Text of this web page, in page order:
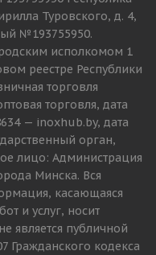
Туровского, д. 4,
№193755950.
исполкомом 1
реестре Республики
торговля
торговля, дата
— inoxhub.by, дата
орган,
лицо: Администрация
Минска. Вся
касающаяся
и услуг, носит
является публичной
Гражданского кодекса